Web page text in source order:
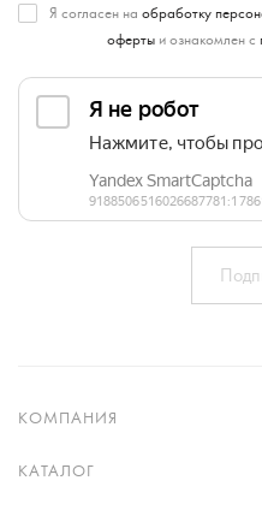
Я согласен на обработку
офертыи ознакомлен с
КОМПАНИЯ
КАТАЛОГ